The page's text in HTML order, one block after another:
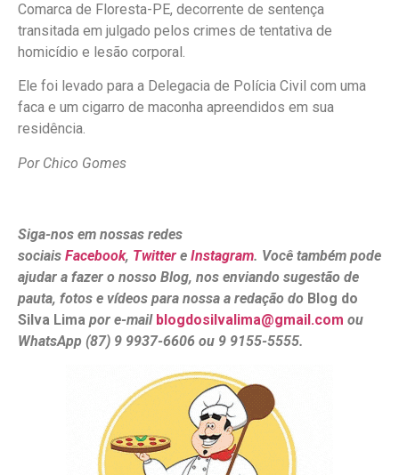
Comarca de Floresta-PE, decorrente de sentença
transitada em julgado pelos crimes de tentativa de
homicídio e lesão corporal.
Ele foi levado para a Delegacia de Polícia Civil com uma
faca e um cigarro de maconha apreendidos em sua
residência.
Por Chico Gomes
Siga-nos em nossas redes
sociais Facebook, Twitter e Instagram. Você também pode
ajudar a fazer o nosso Blog, nos enviando sugestão de
pauta, fotos e vídeos para nossa a redação do Blog do
Silva Lima por e-mail blogdosilvalima@gmail.com ou
WhatsApp (87) 9 9937-6606 ou 9 9155-5555.